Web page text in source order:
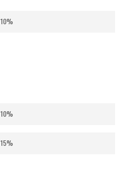
10%
10%
15%